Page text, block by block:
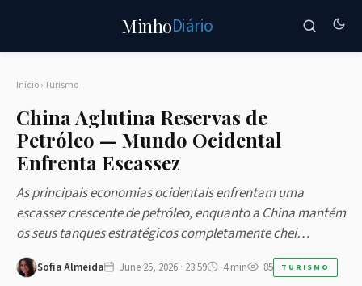
MinhoDiário
Início›Turismo
China Aglutina Reservas de
Petróleo — Mundo Ocidental
Enfrenta Escassez
As principais economias ocidentais enfrentam uma
escassez crescente de petróleo, enquanto a China mantém
os seus tanques estratégicos completamente chei…
Sofia Almeida June 25, 2026 · 23:59 4 min 85 TURISMO